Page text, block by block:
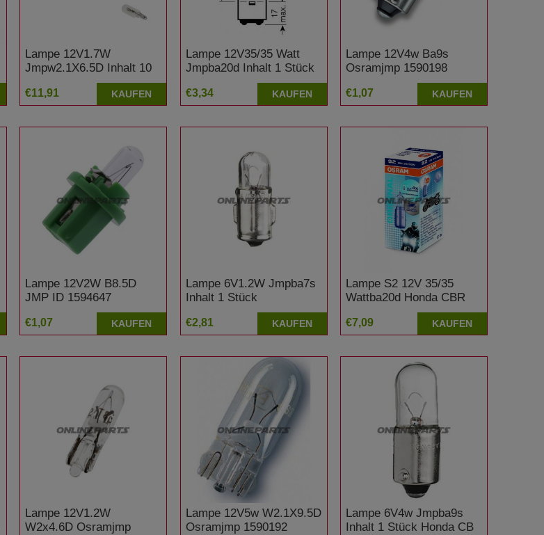
Lampe 12V1.7W
Jmpw2.1X6.5D Inhalt 10
Stück Suzuki GS 500
€11,91 KAUFEN
Lampe 12V35/35 Watt
Jmpba20d Inhalt 1 Stück
Honda CB 400 F Four
€3,34 KAUFEN
Lampe 12V4w Ba9s
Osramjmp 1590198
Alternative: 1597707
Honda VT 1100 C Shadow
€1,07 KAUFEN
Lampe 12V2W B8.5D
JMP ID 1594647
€1,07 KAUFEN
Lampe 6V1.2W Jmpba7s
Inhalt 1 Stück
€2,81 KAUFEN
Lampe S2 12V 35/35
Wattba20d Honda CBR
€7,09 KAUFEN
Lampe 12V1.2W
W2x4.6D Osramjmp
Lampe 12V5w W2.1X9.5D
Osramjmp 1590192
Lampe 6V4w Jmpba9s
Inhalt 1 Stück Honda CB